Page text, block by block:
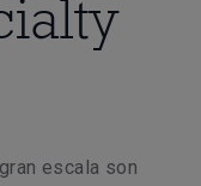
escala son